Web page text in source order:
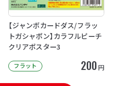
【ジャンボカードダス/フラッ
トガシャポン】カラフルピーチ
クリアポスター3
フラット 200 円